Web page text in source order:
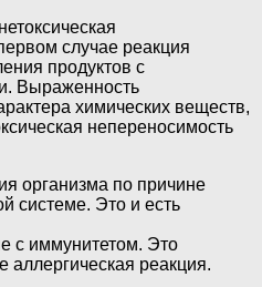
случае реакция
продуктов с
Выраженность
химических веществ,
непереносимость
организма по причине
системе. Это и есть
с иммунитетом. Это
аллергическая реакция.